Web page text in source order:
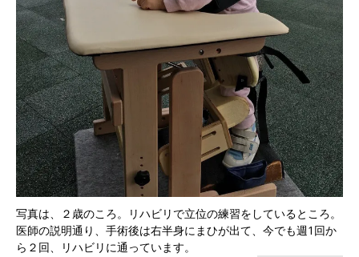
写真は、２歳のころ。リハビリで立位の練習をしているところ。
医師の説明通り、手術後は右半身にまひが出て、今でも週1回か
ら２回、リハビリに通っています。